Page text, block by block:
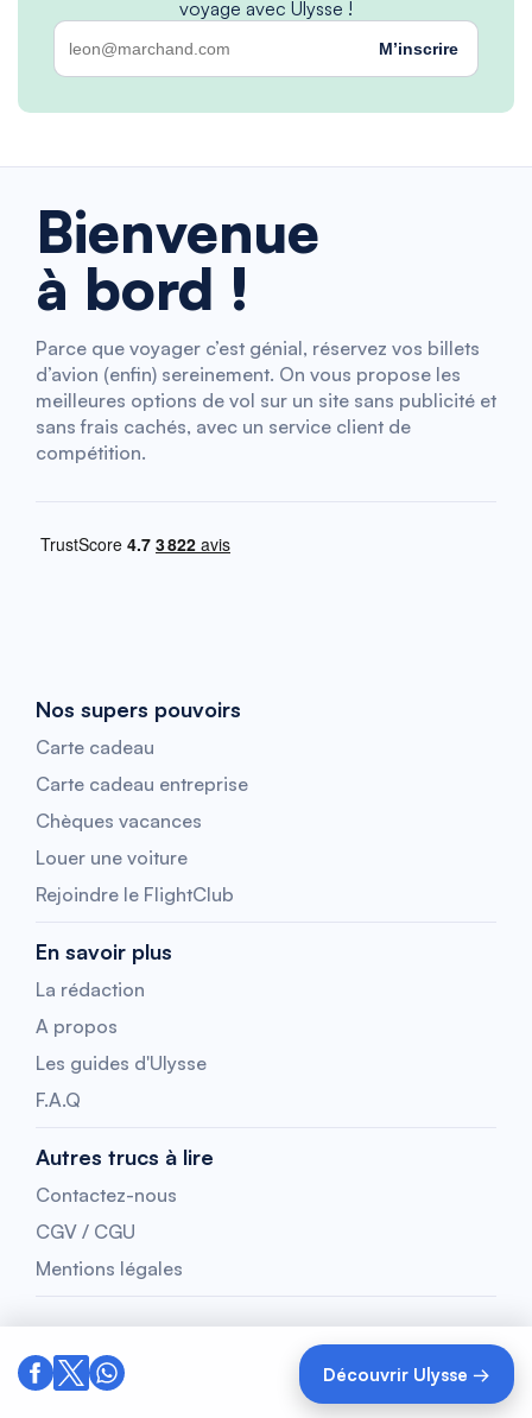
Découvrir Ulysse →
voyage avec Ulysse !
M’inscrire
Bienvenue
à bord !
Parce que voyager c’est génial, réservez vos billets
d’avion (enfin) sereinement. On vous propose les
meilleures options de vol sur un site sans publicité et
sans frais cachés, avec un service client de
compétition.
Nos supers pouvoirs
Carte cadeau
Carte cadeau entreprise
Chèques vacances
Louer une voiture
Rejoindre le FlightClub
En savoir plus
La rédaction
A propos
Les guides d'Ulysse
F.A.Q
Autres trucs à lire
Contactez-nous
CGV / CGU
Mentions légales